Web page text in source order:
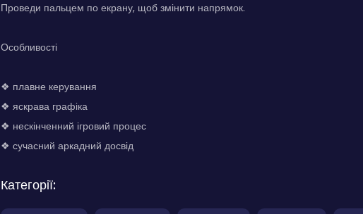
Проведи пальцем по екрану, щоб змінити напрямок.
Особливості
❖ плавне керування
❖ яскрава графіка
❖ нескінченний ігровий процес
❖ сучасний аркадний досвід
Категорії: